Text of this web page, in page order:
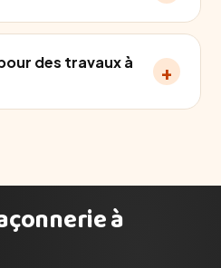
des travaux à
+
à